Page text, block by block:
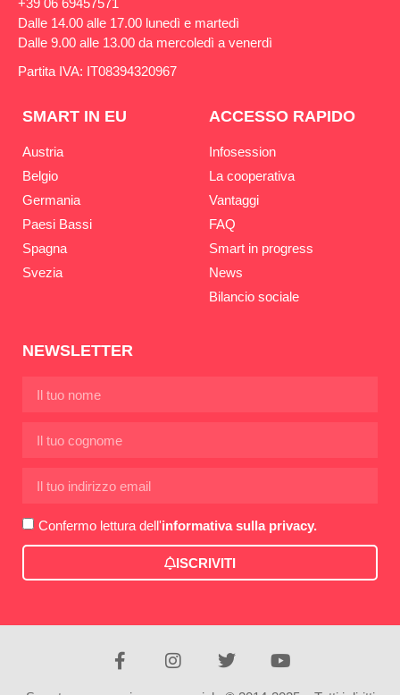
+39 06 69457571
Dalle 14.00 alle 17.00 lunedì e martedì
Dalle 9.00 alle 13.00 da mercoledì a venerdì
Partita IVA: IT08394320967
SMART IN EU
Austria
Belgio
Germania
Paesi Bassi
Spagna
Svezia
ACCESSO RAPIDO
Infosession
La cooperativa
Vantaggi
FAQ
Smart in progress
News
Bilancio sociale
NEWSLETTER
Confermo lettura dell'informativa sulla privacy.
ISCRIVITI